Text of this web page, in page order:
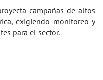
campañas de altos
exigiendo monitoreo y
para el sector.